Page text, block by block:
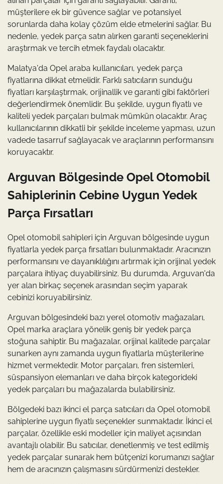
müşterilere ek bir güvence sağlar ve potansiyel
sorunlarda daha kolay çözüm elde etmelerini sağlar. Bu
nedenle, yedek parça satın alırken garanti seçeneklerini
araştırmak ve tercih etmek faydalı olacaktır.
Malatya'da Opel araba kullanıcıları, yedek parça
fiyatlarına dikkat etmelidir. Farklı satıcıların sunduğu
fiyatları karşılaştırmak, orijinallik ve garanti gibi faktörleri
değerlendirmek önemlidir. Bu şekilde, uygun fiyatlı ve
kaliteli yedek parçaları bulmak mümkün olacaktır. Araç
kullanıcılarının dikkatli bir şekilde inceleme yapması, uzun
vadede tasarruf sağlayacak ve araçlarının performansını
koruyacaktır.
Arguvan Bölgesinde Opel Otomobil
Sahiplerinin Cebine Uygun Yedek
Parça Fırsatları
Opel otomobil sahipleri için Arguvan bölgesinde uygun
fiyatlarla yedek parça fırsatları bulunmaktadır. Aracınızın
performansını ve dayanıklılığını artırmak için orijinal yedek
parçalara ihtiyaç duyabilirsiniz. Bu durumda, Arguvan'da
yer alan birkaç seçenek arasından seçim yaparak
cebinizi koruyabilirsiniz.
Arguvan bölgesindeki bazı yerel otomotiv mağazaları,
Opel marka araçlara yönelik geniş bir yedek parça
stoğuna sahiptir. Bu mağazalar, orijinal kalitede parçalar
sunarken aynı zamanda uygun fiyatlarla müşterilerine
hizmet vermektedir. Motor parçaları, fren sistemleri,
süspansiyon elemanları ve daha birçok kategorideki
yedek parçaları bu mağazalarda bulabilirsiniz.
Bölgedeki bazı ikinci el parça satıcıları da Opel otomobil
sahiplerine uygun fiyatlı seçenekler sunmaktadır. İkinci el
parçalar, özellikle eski modeller için maliyet açısından
avantajlı olabilir. Bu satıcılar, denetlenmiş ve test edilmiş
yedek parçalar sunarak hem bütçenizi korumanızı sağlar
hem de aracınızın çalışmasını sürdürmenizi destekler.